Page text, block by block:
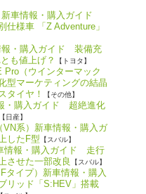
新車情報・購入ガイド
仕様車 「Z Adventure」
報・購入ガイド 装備充
も値上げ？
【トヨタ】
（ウインターマック
型マーケティングの結晶
タイヤ！
【その他】
・購入ガイド 超絶進化
【日産】
系）新車情報・購入ガ
したF型 【スバル】
情報・購入ガイド 走行
させた一部改良
【スバル】
タイプ）新車情報・購入
リッド「S:HEV」搭載